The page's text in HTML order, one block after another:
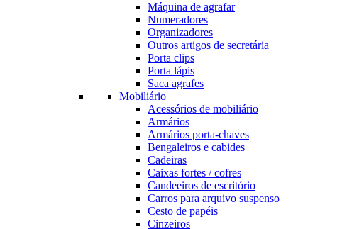
Máquina de agrafar
Numeradores
Organizadores
Outros artigos de secretária
Porta clips
Porta lápis
Saca agrafes
Mobiliário
Acessórios de mobiliário
Armários
Armários porta-chaves
Bengaleiros e cabides
Cadeiras
Caixas fortes / cofres
Candeeiros de escritório
Carros para arquivo suspenso
Cesto de papéis
Cinzeiros